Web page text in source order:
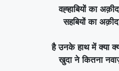
वह्हाबियों का
सहबियों का
है उनके हाथ में क्या
खुदा ने कितना